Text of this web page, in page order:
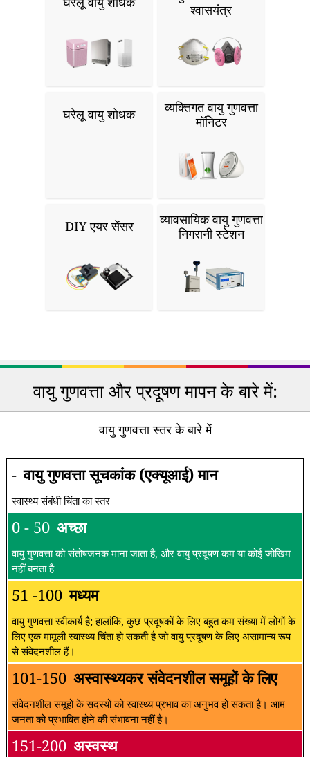
श्वासयंत्र
घरेलू वायु शोधक
व्यक्तिगत वायु गुणवत्ता
मॉनिटर
DIY एयर सेंसर
व्यावसायिक वायु गुणवत्ता
निगरानी स्टेशन
वायु गुणवत्ता और प्रदूषण मापन के बारे में:
वायु गुणवत्ता स्तर के बारे में
- वायु गुणवत्ता सूचकांक (एक्यूआई) मान
स्वास्थ्य संबंधी चिंता का स्तर
0 - 50 अच्छा
वायु गुणवत्ता को संतोषजनक माना जाता है, और वायु प्रदूषण कम या कोई जोखिम
नहीं बनता है
51 -100 मध्यम
वायु गुणवत्ता स्वीकार्य है; हालांकि, कुछ प्रदूषकों के लिए बहुत कम संख्या में लोगों के
लिए एक मामूली स्वास्थ्य चिंता हो सकती है जो वायु प्रदूषण के लिए असामान्य रूप
से संवेदनशील हैं।
101-150 अस्वास्थ्यकर संवेदनशील समूहों के लिए
संवेदनशील समूहों के सदस्यों को स्वास्थ्य प्रभाव का अनुभव हो सकता है। आम
जनता को प्रभावित होने की संभावना नहीं है।
151-200 अस्वस्थ